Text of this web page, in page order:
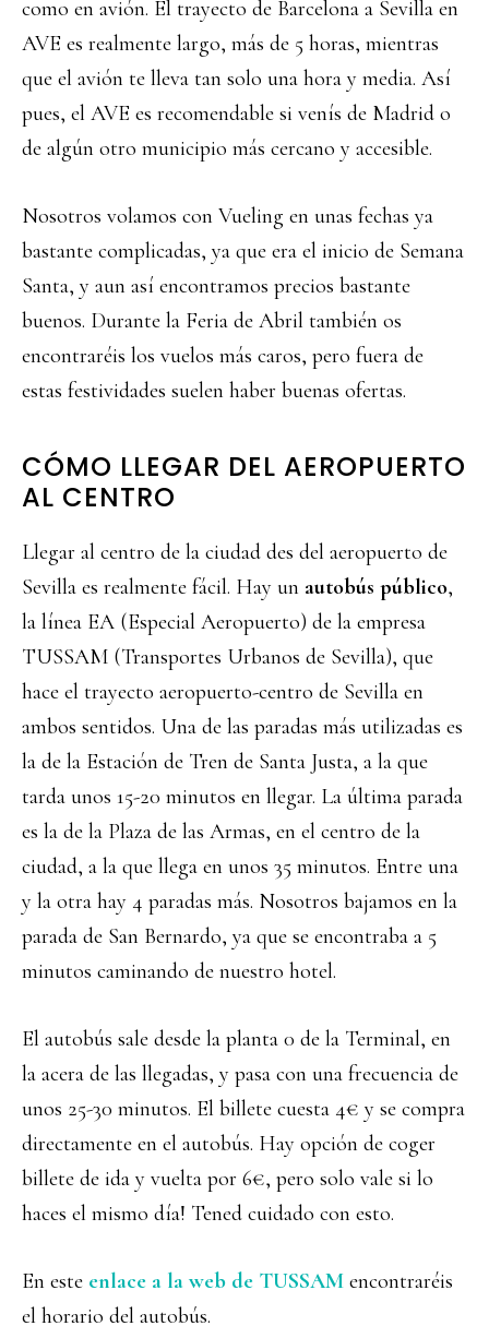
como en avión. El trayecto de Barcelona a Sevilla en
AVE es realmente largo, más de 5 horas, mientras
que el avión te lleva tan solo una hora y media. Así
pues, el AVE es recomendable si venís de Madrid o
de algún otro municipio más cercano y accesible.
Nosotros volamos con Vueling en unas fechas ya
bastante complicadas, ya que era el inicio de Semana
Santa, y aun así encontramos precios bastante
buenos. Durante la Feria de Abril también os
encontraréis los vuelos más caros, pero fuera de
estas festividades suelen haber buenas ofertas.
CÓMO LLEGAR DEL AEROPUERTO
AL CENTRO
Llegar al centro de la ciudad des del aeropuerto de
Sevilla es realmente fácil. Hay un autobús público,
la línea EA (Especial Aeropuerto) de la empresa
TUSSAM (Transportes Urbanos de Sevilla), que
hace el trayecto aeropuerto-centro de Sevilla en
ambos sentidos. Una de las paradas más utilizadas es
la de la Estación de Tren de Santa Justa, a la que
tarda unos 15-20 minutos en llegar. La última parada
es la de la Plaza de las Armas, en el centro de la
ciudad, a la que llega en unos 35 minutos. Entre una
y la otra hay 4 paradas más. Nosotros bajamos en la
parada de San Bernardo, ya que se encontraba a 5
minutos caminando de nuestro hotel.
El autobús sale desde la planta 0 de la Terminal, en
la acera de las llegadas, y pasa con una frecuencia de
unos 25-30 minutos. El billete cuesta 4€ y se compra
directamente en el autobús. Hay opción de coger
billete de ida y vuelta por 6€, pero solo vale si lo
haces el mismo día! Tened cuidado con esto.
En este enlace a la web de TUSSAM encontraréis
el horario del autobús.